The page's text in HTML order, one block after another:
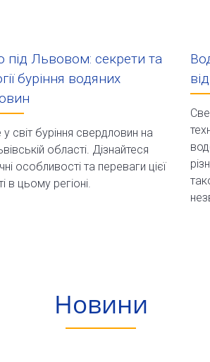
під Львовом: секрети та
буріння водяних
світ буріння свердловин на
області. Дізнайтеся
особливості та переваги цієї
в цьому регіоні.
Новини